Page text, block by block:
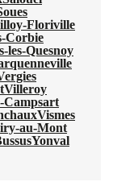
Floriville
Corbie
les-Quesnoy
Villeroy
Campsart
Vismes
au-Mont
Yonval